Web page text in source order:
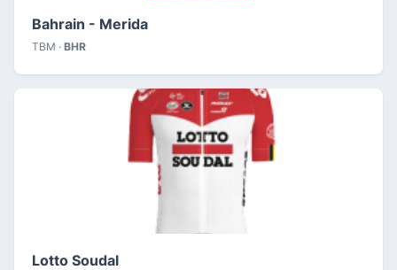
Bahrain - Merida
TBM · BHR
Lotto Soudal